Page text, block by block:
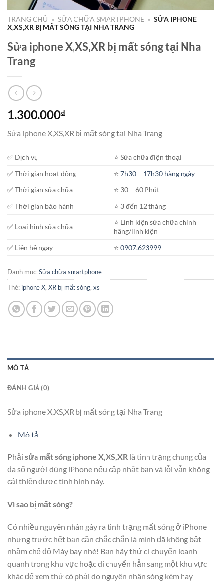
TRANG CHỦ » SỬA CHỮA SMARTPHONE » SỬA IPHONE
X,XS,XR BỊ MẤT SÓNG TẠI NHA TRANG
Sửa iphone X,XS,XR bị mất sóng tại Nha
Trang
1.300.000₫
Sửa iphone X,XS,XR bị mất sóng tại Nha Trang
✅ Dịch vụ
⭐️ Sửa chữa điện thoại
✅ Thời gian hoạt động
⭐️7h30 – 17h30 hàng ngày
✅ Thời gian sửa chữa
⭐️ 30 – 60 Phút
✅ Thời gian bảo hành
⭐️ 3 đến 12 tháng
✅ Loại hình sửa chữa
⭐️ Linh kiện sửa chữa chính
hãng/linh kiện
✅ Liên hệ ngay
⭐️0907.623999
Danh mục:Sửa chữa smartphone
Thẻ: iphone X, XR bị mất sóng, xs
MÔ TẢ
ĐÁNH GIÁ (0)
Sửa iphone X,XS,XR bị mất sóng tại Nha Trang
Mô tả
Phải sửa mất sóng iphone X,XS,XR là tình trạng chung của
đa số người dùng iPhone nếu cập nhật bản vá lỗi vẫn không
cải thiện được tình hình này.
Vì sao bị mất sóng?
Có nhiều nguyên nhân gây ra tình trạng mất sóng ở iPhone
nhưng trước hết bạn cần chắc chắn là mình đã không bật
nhầm chế độ Máy bay nhé! Bạn hãy thử di chuyển loanh
quanh trong khu vực hoặc di chuyển hẳn sang một khu vực
khác để xem thử có phải do nguyên nhân sóng kém hay